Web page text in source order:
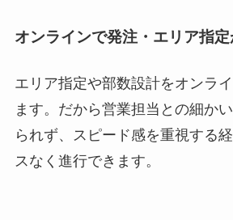
オンラインで発注・エリア指
エリア指定や部数設計をオンラ
ます。だから営業担当との細か
られず、スピード感を重視する
スなく進行できます。